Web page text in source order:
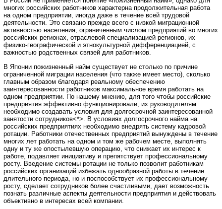
многих российских работников характерна продолжительная работа
на одном предприятии, иногда даже в течение всей трудовой
деятельности. Это связано прежде всего с низкой миграционной
активностью населения, ограниченным числом предприятий во многих
российских регионах, отраслевой специализацией регионов, их
физико-географической и этнокультурной дифференциацией, с
важностью родственных связей для работников.
В Японии пожизненный найм существует не столько по причине
ограниченной миграции населения (что также имеет место), сколько
главным образом благодаря реальному обеспечению
заинтересованности работников максимальное время работать на
одном предприятии. По нашему мнению, для того чтобы российские
предприятия эффективно функционировали, их руководителям
необходимо создавать условия для долгосрочной заинтересованной
занятости сотрудников<*>. В условиях долгосрочного найма на
российских предприятиях необходимо внедрять систему кадровой
ротации. Работники отечественных предприятий вынуждены в течение
многих лет работать на одном и том же рабочем месте, выполнять
одну и ту же опостылевшую операцию, что снижает их интерес к
работе, подавляет инициативу и препятствует профессиональному
росту. Введение системы ротации не только позволит работникам
российских организаций избежать однообразной работы в течение
длительного периода, но и поспособствует их профессиональному
росту, сделает сотрудников более счастливыми, дает возможность
познать различные аспекты деятельности предприятия и действовать
объективно в интересах всей компании.